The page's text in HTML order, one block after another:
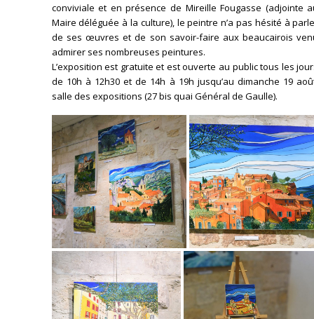
conviviale et en présence de Mireille Fougasse (adjointe
Maire déléguée à la culture), le peintre n’a pas hésité à
de ses œuvres et de son savoir-faire aux beaucairois
admirer ses nombreuses peintures.
L’exposition est gratuite et est ouverte au public tous les
de 10h à 12h30 et de 14h à 19h jusqu’au dimanche 19
salle des expositions (27 bis quai Général de Gaulle).